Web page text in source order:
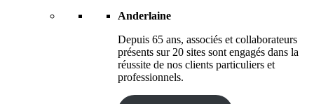
Anderlaine
Depuis 65 ans, associés et collaborateurs
présents sur 20 sites sont engagés dans la
réussite de nos clients particuliers et
professionnels.